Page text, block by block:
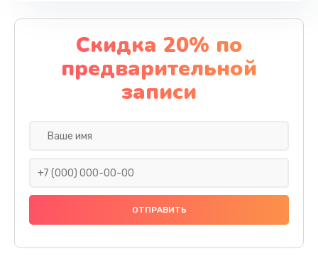
Скидка 20% по
предварительной
записи